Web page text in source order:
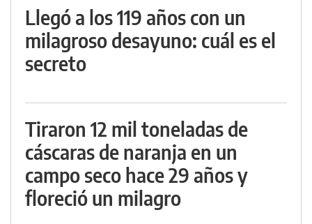
Llegó a los 119 años con un
milagroso desayuno: cuál es el
secreto
Tiraron 12 mil toneladas de
cáscaras de naranja en un
campo seco hace 29 años y
floreció un milagro